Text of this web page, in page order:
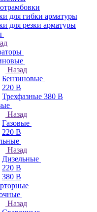
для гибки арматуры
для резки арматуры
Назад
Бензиновые
220 В
Трехфазные 380 В
Назад
Газовые
220 В
Назад
Дизельные
220 В
380 В
Назад